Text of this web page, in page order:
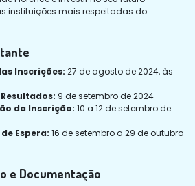
instituições mais respeitadas do
Inscrições: 27 de agosto de 2024, às
9 de setembro de 2024
da Inscrição: 10 a 12 de setembro de
Espera: 16 de setembro a 29 de outubro
e Documentação